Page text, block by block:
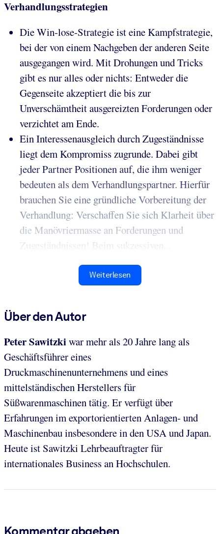
Verhandlungsstrategien
Die Win-lose-Strategie ist eine Kampfstrategie,
bei der von einem Nachgeben der anderen Seite
ausgegangen wird. Mit Drohungen und Tricks
gibt es nur alles oder nichts: Entweder die
Gegenseite akzeptiert die bis zur
Unverschämtheit ausgereizten Forderungen oder
verzichtet am Ende.
Ein Interessenausgleich durch Zugeständnisse
liegt dem Kompromiss zugrunde. Dabei gibt
jeder Partner Positionen auf, die ihm weniger
bedeuten als dem Verhandlungspartner. Hierfür
brauchen Sie eine gründliche Vorbereitung der
Verhandlung: Verschaffen Sie sich Klarheit über
die Manövriermasse an Forderungen und
Zugeständnissen! Beim sukzessiven...
Weiterlesen
Über den Autor
Peter Sawitzkiwar mehr als 20 Jahre lang als
Geschäftsführer eines
Druckmaschinenunternehmens und eines
mittelständischen Herstellers für
Süßwarenmaschinen tätig. Er verfügt über
Erfahrungen im exportorientierten Anlagen- und
Maschinenbau insbesondere in den USA und Japan.
Heute ist Sawitzki Lehrbeauftragter für
internationales Business an Hochschulen.
Kommentar abgeben